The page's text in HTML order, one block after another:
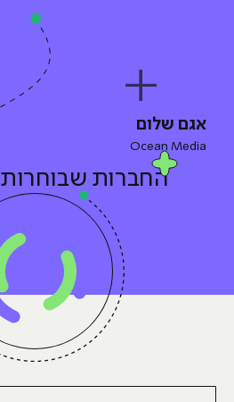
החברות שבוחרות HackerU
אגם שלום
Ocean Media